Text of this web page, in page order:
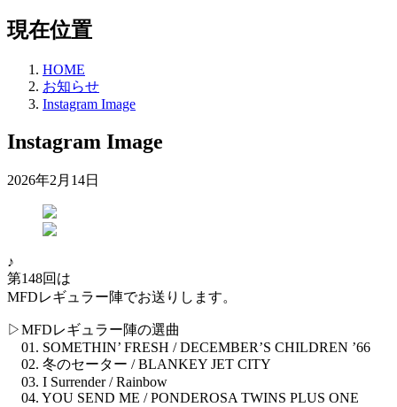
現在位置
HOME
お知らせ
Instagram Image
Instagram Image
2026年2月14日
♪
第148回は
MFDレギュラー陣でお送りします。
▷MFDレギュラー陣の選曲
01. SOMETHIN’ FRESH / DECEMBER’S CHILDREN ’66
02. 冬のセーター / BLANKEY JET CITY
03. I Surrender / Rainbow
04. YOU SEND ME / PONDEROSA TWINS PLUS ONE